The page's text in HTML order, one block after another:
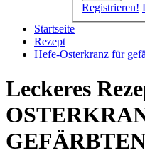
Registrieren!
Startseite
Rezept
Hefe-Osterkranz für
Leckeres